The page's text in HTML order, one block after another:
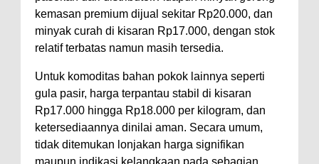
kemasan premium dijual sekitar Rp20.000, dan
minyak curah di kisaran Rp17.000, dengan stok
relatif terbatas namun masih tersedia.
Untuk komoditas bahan pokok lainnya seperti
gula pasir, harga terpantau stabil di kisaran
Rp17.000 hingga Rp18.000 per kilogram, dan
ketersediaannya dinilai aman. Secara umum,
tidak ditemukan lonjakan harga signifikan
maupun indikasi kelangkaan pada sebagian